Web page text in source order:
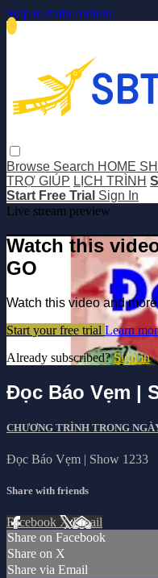
Skip to main content
Browse Search HOME
TRỢ GIÚP LỊCH TRÌNH
Start Free Trial Sign In
Live stream preview
Watch this
GO
Watch this video and
Start your free trial Learn
Already subscribed?Sign in
Đọc Báo Vẹm |
CHƯƠNG TRÌNH TRONG
Đọc Báo Vẹm | Show 1233
Share with friends
Facebook XEmail
Share on Facebook
Share on X
Share via Email